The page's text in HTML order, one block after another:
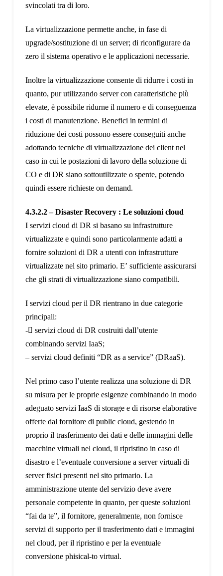
svincolati tra di loro.
La virtualizzazione permette anche, in fase di
upgrade/sostituzione di un server; di riconfigurare da
zero il sistema operativo e le applicazioni necessarie.
Inoltre la virtualizzazione consente di ridurre i costi in
quanto, pur utilizzando server con caratteristiche più
elevate, è possibile ridurne il numero e di conseguenza
i costi di manutenzione. Benefici in termini di
riduzione dei costi possono essere conseguiti anche
adottando tecniche di virtualizzazione dei client nel
caso in cui le postazioni di lavoro della soluzione di
CO e di DR siano sottoutilizzate o spente, potendo
quindi essere richieste on demand.
4.3.2.2 – Disaster Recovery : Le soluzioni cloud
I servizi cloud di DR si basano su infrastrutture
virtualizzate e quindi sono particolarmente adatti a
fornire soluzioni di DR a utenti con infrastrutture
virtualizzate nel sito primario. E’ sufficiente assicurarsi
che gli strati di virtualizzazione siano compatibili.
I servizi cloud per il DR rientrano in due categorie
principali:
- servizi cloud di DR costruiti dall’utente
combinando servizi IaaS;
– servizi cloud definiti “DR as a service” (DRaaS).
Nel primo caso l’utente realizza una soluzione di DR
su misura per le proprie esigenze combinando in modo
adeguato servizi IaaS di storage e di risorse elaborative
offerte dal fornitore di public cloud, gestendo in
proprio il trasferimento dei dati e delle immagini delle
macchine virtuali nel cloud, il ripristino in caso di
disastro e l’eventuale conversione a server virtuali di
server fisici presenti nel sito primario. La
amministrazione utente del servizio deve avere
personale competente in quanto, per queste soluzioni
“fai da te”, il fornitore, generalmente, non fornisce
servizi di supporto per il trasferimento dati e immagini
nel cloud, per il ripristino e per la eventuale
conversione phisical-to virtual.